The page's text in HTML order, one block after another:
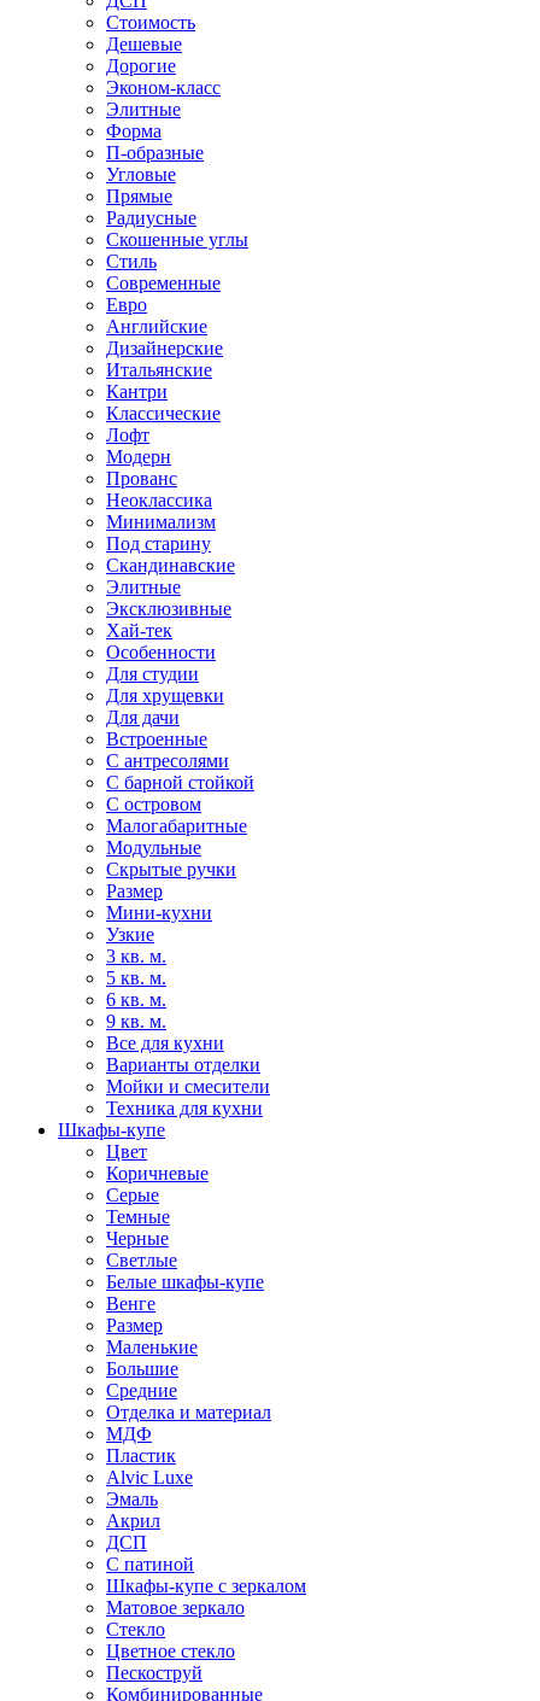
Стоимость
Дешевые
Дорогие
Эконом-класс
Элитные
Форма
П-образные
Угловые
Прямые
Радиусные
Скошенные углы
Стиль
Современные
Евро
Английские
Дизайнерские
Итальянские
Кантри
Классические
Лофт
Модерн
Прованс
Неоклассика
Минимализм
Под старину
Скандинавские
Элитные
Эксклюзивные
Хай-тек
Особенности
Для студии
Для хрущевки
Для дачи
Встроенные
С антресолями
С барной стойкой
С островом
Малогабаритные
Модульные
Скрытые ручки
Размер
Мини-кухни
Узкие
3 кв. м.
5 кв. м.
6 кв. м.
9 кв. м.
Все для кухни
Варианты отделки
Мойки и смесители
Техника для кухни
Шкафы-купе
Цвет
Коричневые
Серые
Темные
Черные
Светлые
Белые шкафы-купе
Венге
Размер
Маленькие
Большие
Средние
Отделка и материал
МДФ
Пластик
Alvic Luxe
Эмаль
Акрил
ДСП
С патиной
Шкафы-купе с зеркалом
Матовое зеркало
Стекло
Цветное стекло
Пескоструй
Комбинированные